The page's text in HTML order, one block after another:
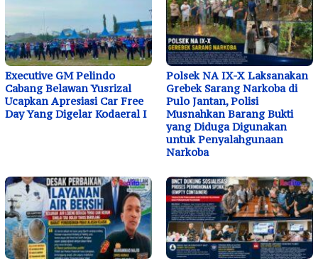
Executive GM Pelindo
Cabang Belawan Yusrizal
Ucapkan Apresiasi Car Free
Day Yang Digelar Kodaeral I
Polsek NA IX-X Laksanakan
Grebek Sarang Narkoba di
Pulo Jantan, Polisi
Musnahkan Barang Bukti
yang Diduga Digunakan
untuk Penyalahgunaan
Narkoba